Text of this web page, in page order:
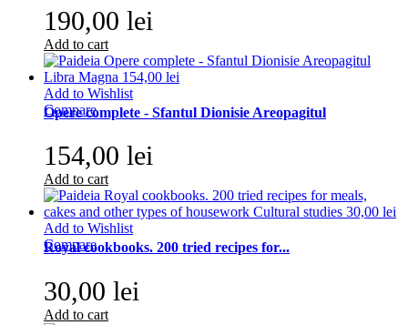
190,00 lei
Add to cart
Add to Wishlist
Compare
Opere complete - Sfantul Dionisie Areopagitul
154,00 lei
Add to cart
Add to Wishlist
Compare
Royal cookbooks. 200 tried recipes for...
30,00 lei
Add to cart